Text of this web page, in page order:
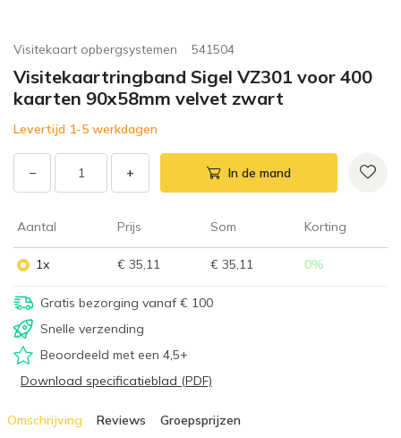
Visitekaart opbergsystemen 541504
Visitekaartringband Sigel VZ301 voor 400
kaarten 90x58mm velvet zwart
Levertijd 1-5 werkdagen
− + In de mand
Aantal Prijs Som Korting
1x € 35,11 € 35,11 0%
Gratis bezorging vanaf € 100
Snelle verzending
Beoordeeld met een 4,5+
Download specificatieblad (PDF)
Omschrijving Reviews Groepsprijzen